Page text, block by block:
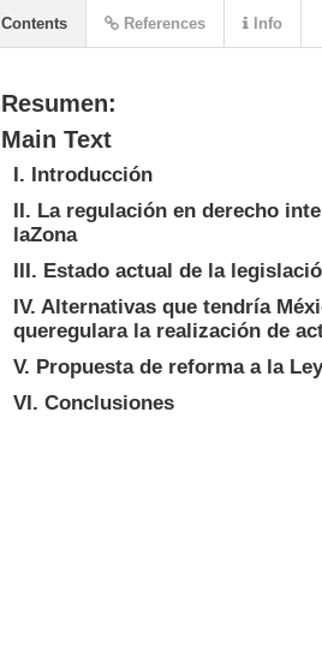
Resumen:
Main Text
I. Introducción
II. La regulación en derecho
laZona
III. Estado actual de la
IV. Alternativas que tendría
queregulara la realización de
V. Propuesta de reforma a la
VI. Conclusiones
Contents References Info